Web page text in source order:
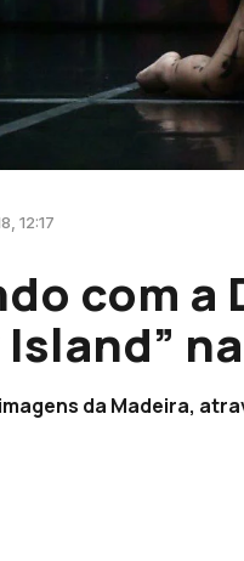
12:17
com
Island”
da Madeira,